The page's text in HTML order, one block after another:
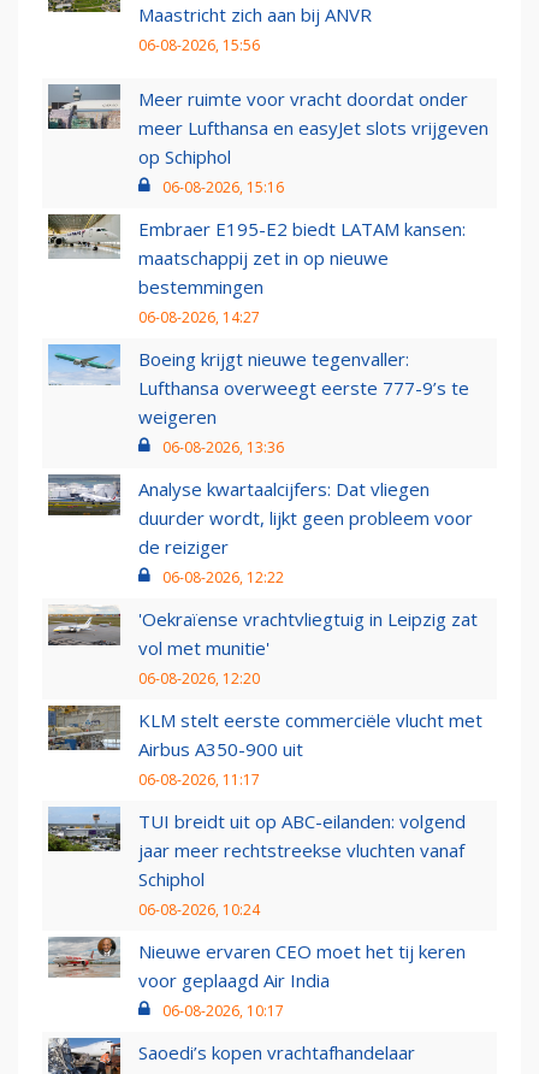
Maastricht zich aan bij ANVR
06-08-2026, 15:56
Meer ruimte voor vracht doordat onder
meer Lufthansa en easyJet slots vrijgeven
op Schiphol
06-08-2026, 15:16
Embraer E195-E2 biedt LATAM kansen:
maatschappij zet in op nieuwe
bestemmingen
06-08-2026, 14:27
Boeing krijgt nieuwe tegenvaller:
Lufthansa overweegt eerste 777-9’s te
weigeren
06-08-2026, 13:36
Analyse kwartaalcijfers: Dat vliegen
duurder wordt, lijkt geen probleem voor
de reiziger
06-08-2026, 12:22
'Oekraïense vrachtvliegtuig in Leipzig zat
vol met munitie'
06-08-2026, 12:20
KLM stelt eerste commerciële vlucht met
Airbus A350-900 uit
06-08-2026, 11:17
TUI breidt uit op ABC-eilanden: volgend
jaar meer rechtstreekse vluchten vanaf
Schiphol
06-08-2026, 10:24
Nieuwe ervaren CEO moet het tij keren
voor geplaagd Air India
06-08-2026, 10:17
Saoedi’s kopen vrachtafhandelaar